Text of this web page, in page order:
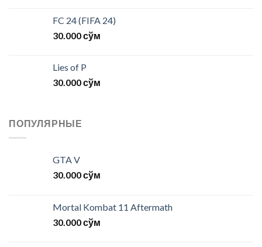
FC 24 (FIFA 24)
30.000сўм
Lies of P
30.000сўм
ПОПУЛЯРНЫЕ
GTA V
30.000сўм
Mortal Kombat 11 Aftermath
30.000сўм